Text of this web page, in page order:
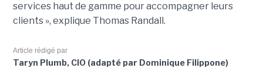
services haut de gamme pour accompagner leurs
clients », explique Thomas Randall.
Article rédigé par
Taryn Plumb, CIO (adapté par Dominique Filippone)